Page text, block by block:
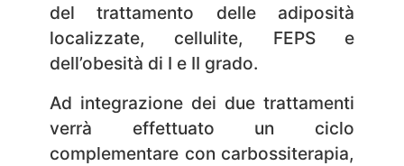
del trattamento delle adiposità
localizzate, cellulite, FEPS e
dell’obesità di I e II grado.
Ad integrazione dei due trattamenti
verrà effettuato un ciclo
complementare con carbossiterapia,